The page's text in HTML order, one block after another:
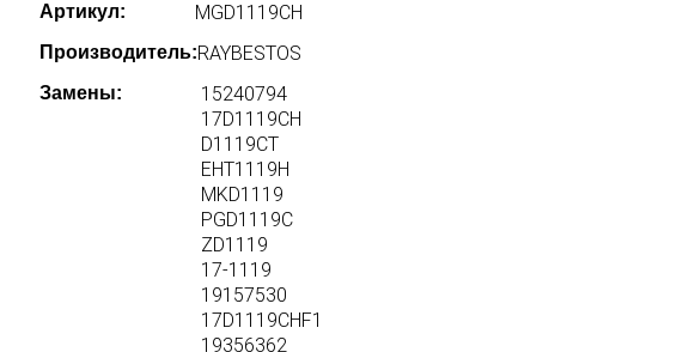
Артикул: MGD1119CH
Производитель:RAYBESTOS
Замены:
15240794
17D1119CH
D1119CT
EHT1119H
MKD1119
PGD1119C
ZD1119
17-1119
19157530
17D1119CHF1
19356362